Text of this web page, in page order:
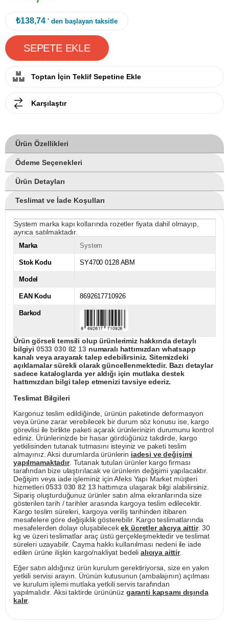
₺138,74 ' den başlayan taksitle
Toptan İçin Teklif Sepetine Ekle
Karşılaştır
Ürün Özellikleri
Ödeme Seçenekleri
Ürün Detayları
Teslimat ve İade Koşulları
System marka kapı kollarında rozetler fiyata dahil olmayıp,
ayrıca satılmaktadır.
Marka System
Stok Kodu SY4700 0128 ABM
Model
EAN Kodu 8692617710926
Barkod
Ürün görseli temsili olup ürünlerimiz hakkında detaylı
bilgiyi 0533 030 82 13numaralı hattımızdan whatsapp
kanalı veya arayarak talep edebilirsiniz. Sitemizdeki
açıklamalar sürekli olarak güncellenmektedir. Bazı detaylar
sadece kataloglarda yer aldığı için mutlaka destek
hattımızdan bilgi talep etmenizi tavsiye ederiz.
Teslimat Bilgileri
Kargonuz teslim edildiğinde, ürünün paketinde deformasyon
veya ürüne zarar verebilecek bir durum söz konusu ise, kargo
görevlisi ile birlikte paketi açarak ürünlerinizin durumunu kontrol
ediniz. Ürünlerinizde bir hasar gördüğünüz takdirde, kargo
yetkilisinden tutanak tutmasını isteyiniz ve paketi teslim
almayınız. Aksi durumlarda ürünlerin iadesi ve değişimi
yapılmamaktadır. Tutanak tutulan ürünler kargo firması
tarafından bize ulaştırılacak ve ürünlerin değişimi yapılacaktır.
Değişim veya iade işleminiz için Afeks Yapı Market müşteri
hizmetleri0533 030 82 13hattımıza ulaşarak bilgi alabilirsiniz.
Sipariş oluşturduğunuz ürünler satın alma ekranlarında size
gösterilen tarih / tarihler arasında kargoya teslim edilecektir.
Kargo teslim süreleri, kargoya veriliş tarihinden itibaren
mesafelere göre değişiklik gösterebilir. Kargo teslimatlarında
mesafelerden dolayı oluşabilecekek ücretler alıcıya aittir. 30
kg ve üzeri teslimatlar araç üstü gerçekleşmektedir ve teslimat
süreleri uzayabilir. Cayma hakkı kullanılması nedeni ile iade
edilen ürüne ilişkin kargo/nakliyat bedeli alıcıya aittir.
Eğer satın aldığınız ürün kurulum gerektiriyorsa, size en yakın
yetkili servisi arayın. Ürünün kutusunun (ambalajının) açılması
ve kurulum işlemi mutlaka yetkili servis tarafından
yapılmalıdır. Aksi taktirde ürününüz garanti kapsamı dışında
kalır.